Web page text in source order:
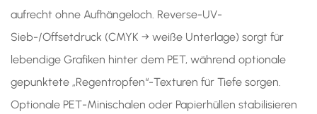
aufrecht ohne Aufhängeloch. Reverse-UV-
Sieb-/Offsetdruck (CMYK → weiße Unterlage) sorgt für
lebendige Grafiken hinter dem PET, während optionale
gepunktete „Regentropfen“-Texturen für Tiefe sorgen.
Optionale PET-Minischalen oder Papierhüllen stabilisieren